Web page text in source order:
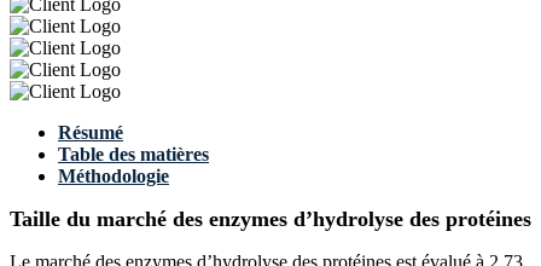
Résumé
Table des matières
Méthodologie
Taille du marché des enzymes d’hydrolyse des protéines